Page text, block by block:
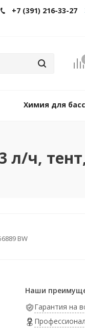
+7 (391) 216-33-27
Химия для
л/ч,
BW
Наши
Гарантия на